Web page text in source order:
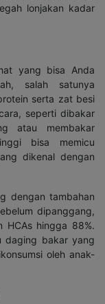
lonjakan kadar
yang bisa Anda
salah satunya
serta zat besi
seperti dibakar
atau membakar
bisa memicu
dikenal dengan
dengan tambahan
dipanggang,
HCAs hingga 88%.
daging bakar yang
oleh anak-